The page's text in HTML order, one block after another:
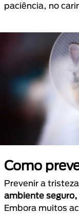
paciência, no
Como
Prevenir a
ambiente
Embora muitos